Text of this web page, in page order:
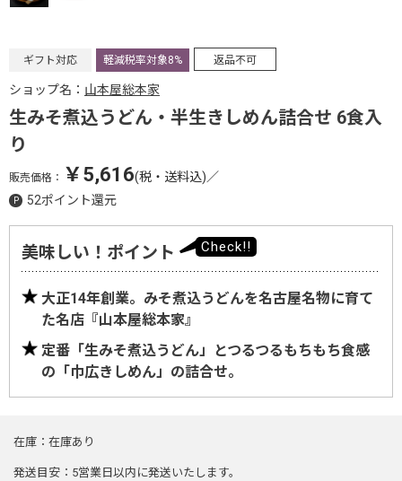
ギフト対応 軽減税率対象8% 返品不可
ショップ名： 山本屋総本家
生みそ煮込うどん・半生きしめん詰合せ 6食入
り
販売価格： ￥5,616(税・送料込)／
52ポイント還元
美味しい！ポイント
大正14年創業。みそ煮込うどんを名古屋名物に育て
た名店『山本屋総本家』
定番「生みそ煮込うどん」とつるつるもちもち食感
の「巾広きしめん」の詰合せ。
在庫 在庫あり
発送目安 5営業日以内に発送いたします。